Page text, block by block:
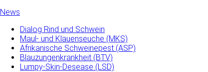
News
Dialog Rind und Schwein
Maul- und­ Klauenseuche­ (MKS)
Afrikanische Schweinepest (ASP)
Blauzungenkrankheit (BTV)
Lumpy-Skin-Desease (LSD)